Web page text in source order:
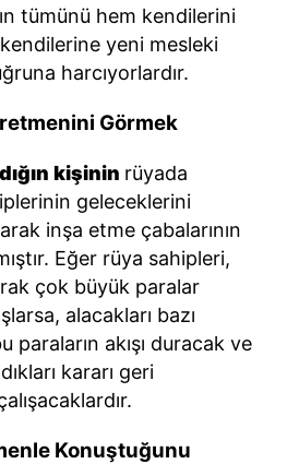
tümünü hem kendilerini
yeni mesleki
harcıyorlardır.
Görmek
kişinin rüyada
geleceklerini
inşa etme çabalarının
Eğer rüya sahipleri,
çok büyük paralar
alacakları bazı
paraların akışı duracak ve
kararı geri
Konuştuğunu